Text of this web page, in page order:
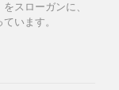
をスローガンに、
います。